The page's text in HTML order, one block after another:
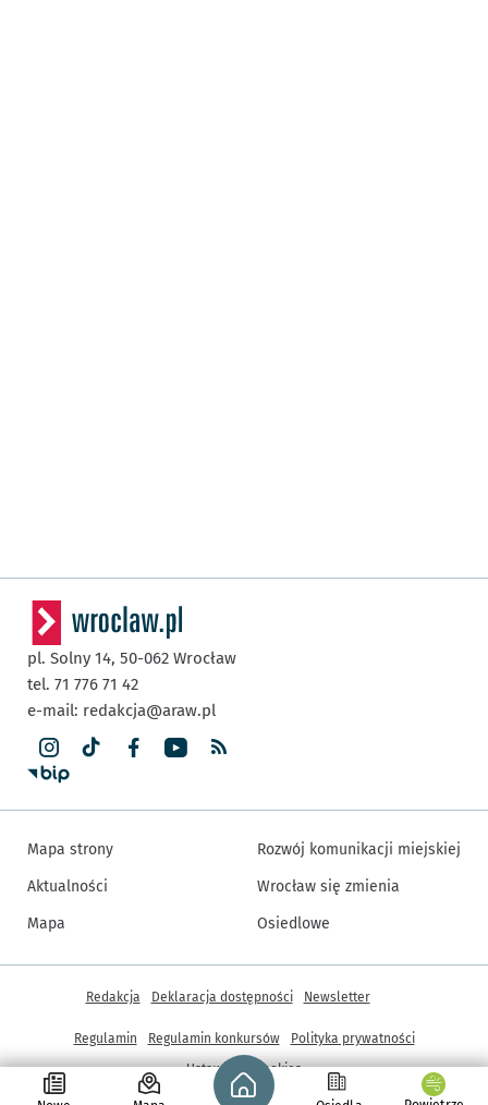
Strona główna - wroclaw.pl
pl. Solny 14, 50-062 Wrocław
tel. 71 776 71 42
e-mail: redakcja@araw.pl
Mapa strony
Aktualności
Mapa
Rozwój komunikacji miejskiej
Wrocław się zmienia
Osiedlowe
Inne informacje
Redakcja Deklaracja dostępności Newsletter
Regulamin Regulamin konkursów
Polityka prywatności
Ustawienia cookies